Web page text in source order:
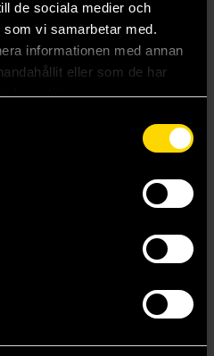
de sociala medier och
vi samarbetar med.
informationen med annan
eller som de har
deras tjänster.
Spy X Family Vol 5